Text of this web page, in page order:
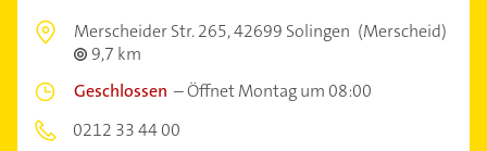
Merscheider Str. 265,42699 Solingen (Merscheid)
9,7 km
Geschlossen –Öffnet Montag um 08:00
0212 33 44 00